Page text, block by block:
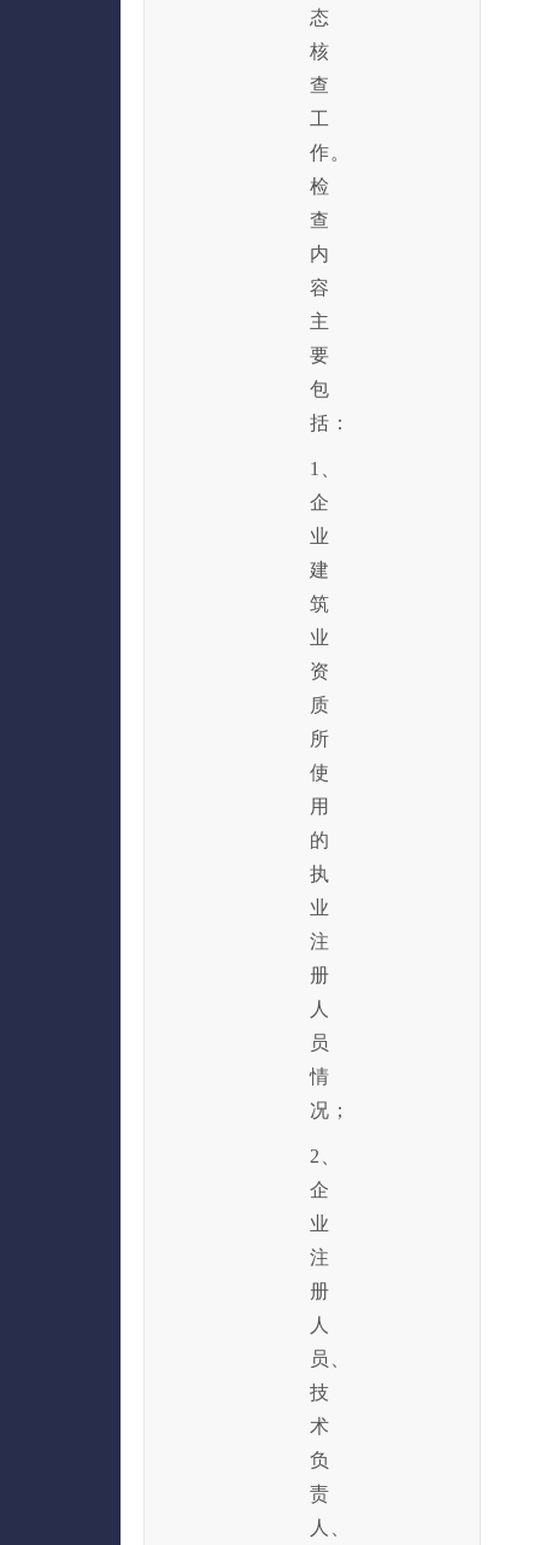
态
核
查
工
作。
检
查
内
容
主
要
包
括：
1、
企
业
建
筑
业
资
质
所
使
用
的
执
业
注
册
人
员
情
况；
2、
企
业
注
册
人
员、
技
术
负
责
人、